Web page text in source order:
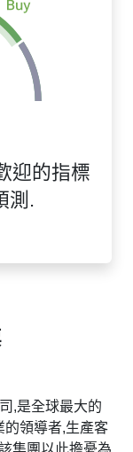
迎的指標
測.
,是全球最大的
的領導者,生產客
集團以此擔憂為